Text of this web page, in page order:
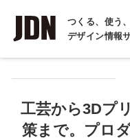
つくる、使う
デザイン情報
INTERVIEW
インタビュー
REPORT
COLUMN
工芸から3Dプ
策まで。プロ